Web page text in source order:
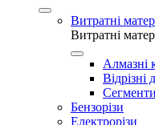
Витратні
Витратні
Алмазні
Відрізні
Бензорізи
Електрорізи